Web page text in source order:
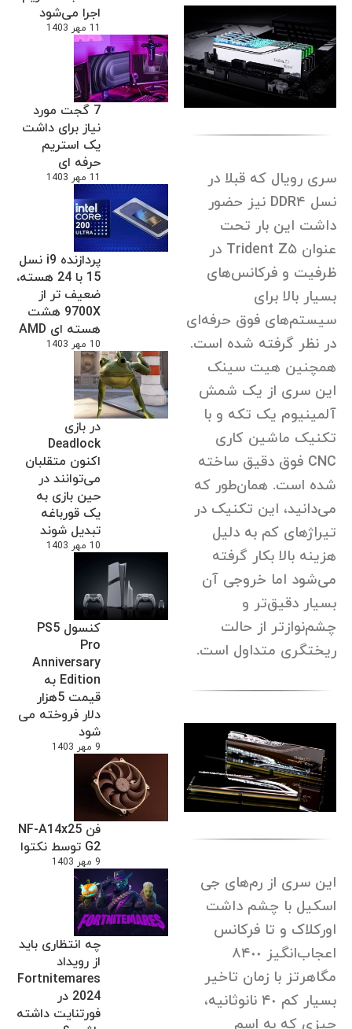
اجرا می‌شود
11 مهر 1403
7 گجت مورد
نیاز برای داشت
یک استریم
حرفه ای
11 مهر 1403
پردازنده i9 نسل
15 با 24 هسته،
ضعیف تر از
9700X هشت
هسته ای AMD
10 مهر 1403
در بازی
Deadlock
اکنون متقلبان
می‌توانند در
حین بازی به
یک قورباغه
تبدیل شوند
10 مهر 1403
کنسول PS5
Pro
Anniversary
Edition به
قیمت 5هزار
دلار فروخته می
شود
9 مهر 1403
فن NF-A14x25
G2 توسط نکتوا
9 مهر 1403
چه انتظاری باید
از رویداد
Fortnitemares
2024 در
فورتنایت داشته
سری رویال که قبلا در
نسل DDR۴ نیز حضور
داشت این بار تحت
عنوان Trident Z۵ در
ظرفیت و فرکانس‌های
بسیار بالا برای
سیستم‌های فوق حرفه‌ای
در نظر گرفته شده است.
همچنین هیت سینک
این سری از یک شمش
آلمینیوم یک تکه و با
تکنیک ماشین کاری
CNC فوق دقیق ساخته
شده است. همان‌طور که
می‌دانید، این تکنیک در
تیراژ‌های کم به دلیل
هزینه بالا بکار گرفته
می‌شود اما خروجی آن
بسیار دقیق‌تر و
چشم‌نواز‌تر از حالت
ریختگری متداول است.
این سری از رم‌های جی
اسکیل با چشم داشت
اورکلاک و تا فرکانس
اعجاب‌انگیز ٨۴٠٠
مگاهرتز با زمان تاخیر
بسیار کم ۴٠ نا‌نوثانیه،
چیزی که به اسم